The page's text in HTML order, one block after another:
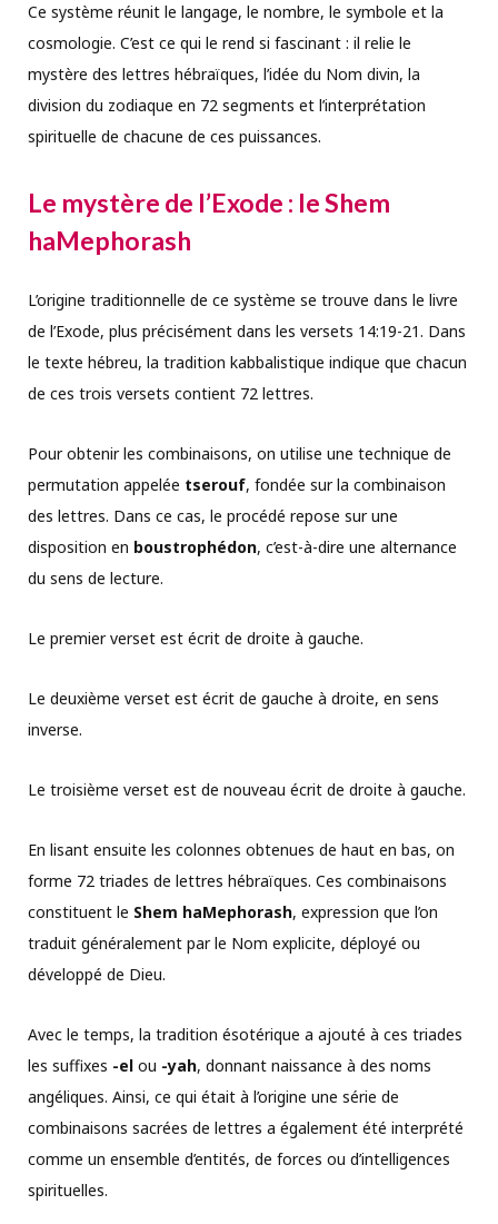
Ce système réunit le langage, le nombre, le symbole et la
cosmologie. C’est ce qui le rend si fascinant : il relie le
mystère des lettres hébraïques, l’idée du Nom divin, la
division du zodiaque en 72 segments et l’interprétation
spirituelle de chacune de ces puissances.
Le mystère de l’Exode : le Shem
haMephorash
L’origine traditionnelle de ce système se trouve dans le livre
de l’Exode, plus précisément dans les versets 14:19-21. Dans
le texte hébreu, la tradition kabbalistique indique que chacun
de ces trois versets contient 72 lettres.
Pour obtenir les combinaisons, on utilise une technique de
permutation appelée tserouf, fondée sur la combinaison
des lettres. Dans ce cas, le procédé repose sur une
disposition en boustrophédon, c’est-à-dire une alternance
du sens de lecture.
Le premier verset est écrit de droite à gauche.
Le deuxième verset est écrit de gauche à droite, en sens
inverse.
Le troisième verset est de nouveau écrit de droite à gauche.
En lisant ensuite les colonnes obtenues de haut en bas, on
forme 72 triades de lettres hébraïques. Ces combinaisons
constituent le Shem haMephorash, expression que l’on
traduit généralement par le Nom explicite, déployé ou
développé de Dieu.
Avec le temps, la tradition ésotérique a ajouté à ces triades
les suffixes -el ou -yah, donnant naissance à des noms
angéliques. Ainsi, ce qui était à l’origine une série de
combinaisons sacrées de lettres a également été interprété
comme un ensemble d’entités, de forces ou d’intelligences
spirituelles.